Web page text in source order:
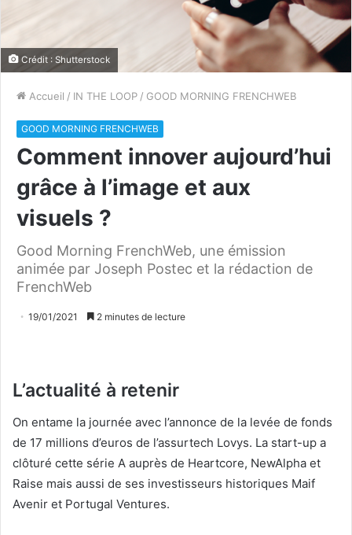
Crédit : Shutterstock
Accueil / IN THE LOOP / GOOD MORNING FRENCHWEB
GOOD MORNING FRENCHWEB
Comment innover aujourd’hui
grâce à l’image et aux
visuels ?
Good Morning FrenchWeb, une émission
animée par Joseph Postec et la rédaction de
FrenchWeb
19/01/2021 2 minutes de lecture
L’actualité à retenir
On entame la journée avec l’annonce de la levée de fonds
de 17 millions d’euros de l’assurtech Lovys. La start-up a
clôturé cette série A auprès de Heartcore, NewAlpha et
Raise mais aussi de ses investisseurs historiques Maif
Avenir et Portugal Ventures.